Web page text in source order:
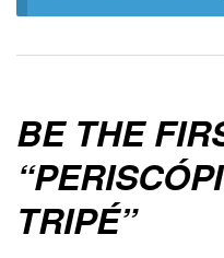
BE THE
TRIPÉ”